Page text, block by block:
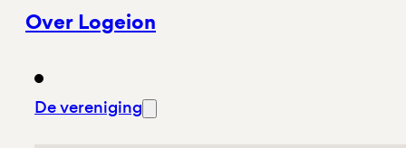
Over Logeion
De vereniging